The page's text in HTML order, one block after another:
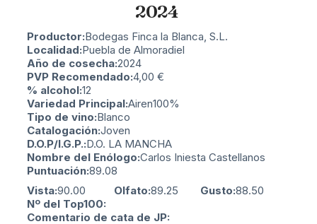
2024
Productor:Bodegas Finca la Blanca, S.L.
Localidad:Puebla de Almoradiel
Año de cosecha:2024
PVP Recomendado:4,00 €
% alcohol:12
Variedad Principal:Airen100%
Tipo de vino:Blanco
Catalogación:Joven
D.O.P/I.G.P.:D.O. LA MANCHA
Nombre del Enólogo:Carlos Iniesta Castellanos
Puntuación:89.08
Vista:90.00 Olfato:89.25 Gusto:88.50
Nº del Top100:
Comentario de cata de JP: